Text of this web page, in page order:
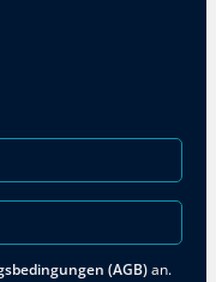
(AGB)an.